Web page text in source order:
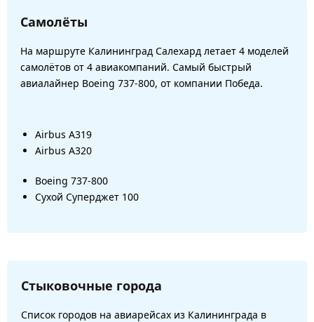
Самолёты
На маршруте Калининград Салехард летает 4 моделей
самолётов от 4 авиакомпаний. Самый быстрый
авиалайнер Boeing 737-800, от компании Победа.
Airbus A319
Airbus A320
Boeing 737-800
Сухой Суперджет 100
Стыковочные города
Список городов на авиарейсах из Калининграда в